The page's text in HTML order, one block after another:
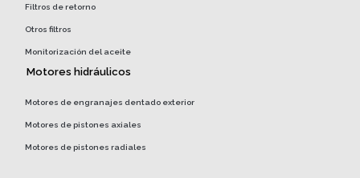
Filtros de retorno
Otros filtros
Monitorización del aceite
Motores hidráulicos
Motores de engranajes dentado exterior
Motores de pistones axiales
Motores de pistones radiales